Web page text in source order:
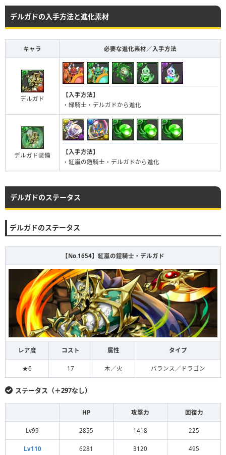
デルガドの入手方法と進化素材
キャラ 必要な進化素材／入手方法
デルガド
【入手方法】
・緑騎士・デルガドから進化
デルガド装備
【入手方法】
・紅嵐の鎧騎士・デルガドから進化
デルガドのステータス
デルガドのステータス
【No.1654】紅嵐の鎧騎士・デルガド
レア度 コスト 属性 タイプ
★6 17 木／火 バランス／ドラゴン
ステータス（＋297なし）
HP 攻撃力 回復力
Lv99 2855 1418 225
Lv110 6281 3120 495